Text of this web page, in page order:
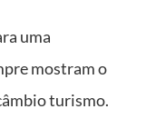
uma
mostram o
turismo.